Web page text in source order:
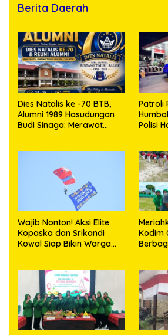
Berita Daerah
Dies Natalis ke -70 BTB,
Alumni 1989 Hasudungan
Budi Sinaga: Merawat
Patroli
Polisi
Wajib Nonton! Aksi Elite
Kopaska dan Srikandi
Kowal Siap Bikin Warga
Kodim